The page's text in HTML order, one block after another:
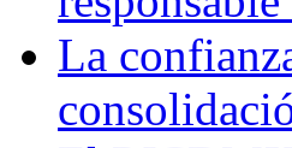
La